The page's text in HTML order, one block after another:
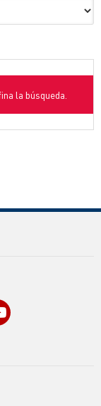
la búsqueda.